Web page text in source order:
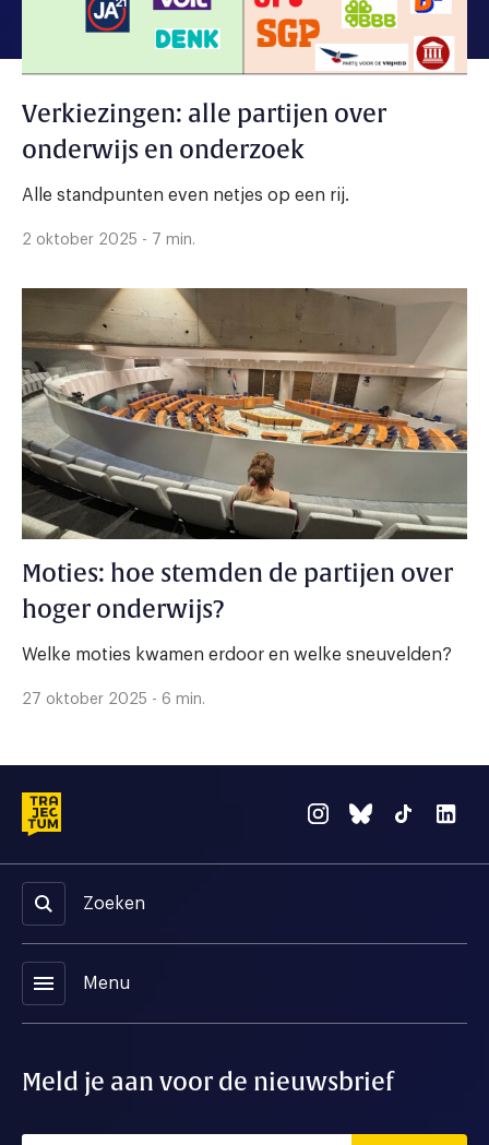
Verkiezingen: alle partijen over
onderwijs en onderzoek
Alle standpunten even netjes op een rij.
2 oktober 2025 - 7 min.
Moties: hoe stemden de partijen over
hoger onderwijs?
Welke moties kwamen erdoor en welke sneuvelden?
27 oktober 2025 - 6 min.
Zoeken
menu Menu
Meld je aan voor de nieuwsbrief